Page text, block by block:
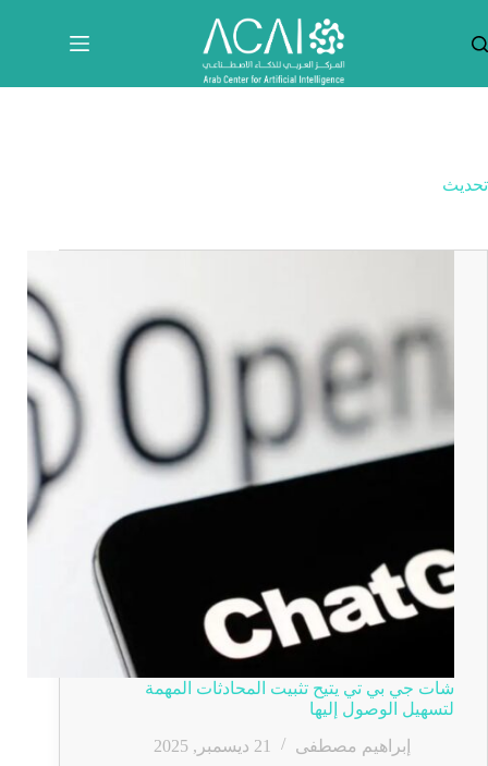
المحتوى
تحديث
شات جي بي تي يتيح تثبيت المحادثات المهمة
لتسهيل الوصول إليها
إبراهيم مصطفى
21 ديسمبر, 2025